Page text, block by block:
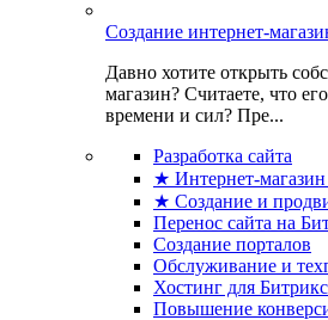
Создание интернет-
Давно хотите открыть
магазин? Считаете, что
времени и сил? Пре...
Разработка сайта
★ Интернет-магазин
★ Создание и
Перенос сайта на
Создание порталов
Обслуживание и
Хостинг для
Повышение